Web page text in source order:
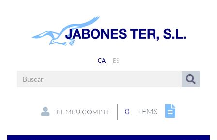
CA ES
0 ITEMS
EL MEU COMPTE